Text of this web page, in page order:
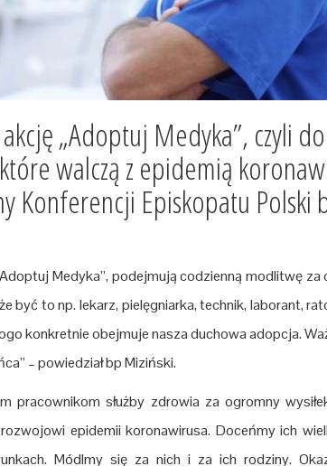
„Adoptuj Medyka”, czyli
walczą z epidemią
Konferencji Episkopatu Polski
Medyka”, podejmują codzienną modlitwę za
być to np. lekarz, pielęgniarka, technik, laborant,
konkretnie obejmuje nasza duchowa adopcja.
– powiedział bp Miziński.
pracownikom służby zdrowia za ogromny
epidemii koronawirusa. Doceńmy ich
Módlmy się za nich i za ich rodziny.